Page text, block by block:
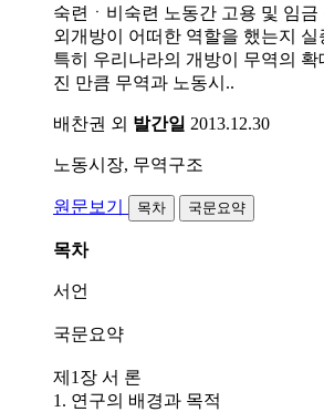
숙련ㆍ비숙련 노동간 고용 및 임금
외개방이 어떠한 역할을 했는지
특히 우리나라의 개방이 무역의 확
진 만큼 무역과 노동시..
배찬권 외 발간일 2013.12.30
노동시장, 무역구조
원문보기 목차 국문요약
목차
서언
국문요약
제1장 서 론
1. 연구의 배경과 목적